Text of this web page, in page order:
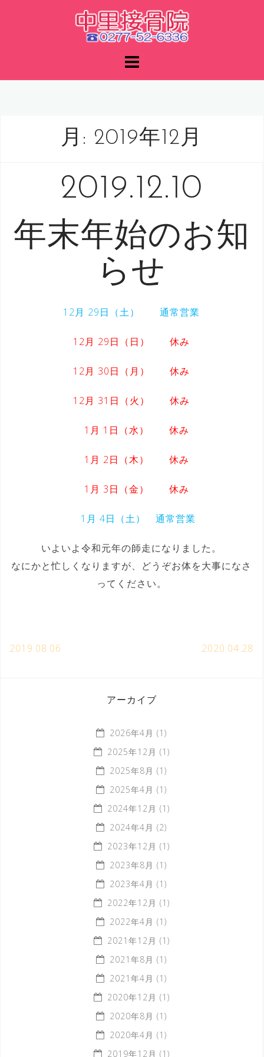
コ
ン
テ
ツ
へ
ッ
プ
月: 2019年12月
2019.12.10
年末年始のお知
らせ
12月 29日（土） 通常営業
12月 29日（日） 休み
12月 30日（月） 休み
12月 31日（火） 休み
1月 1日（水） 休み
1月 2日（木） 休み
1月 3日（金） 休み
1月 4日（土） 通常営業
いよいよ令和元年の師走になりました。
なにかと忙しくなりますが、どうぞお体を大事になさ
ってください。
2019.08.06 2020.04.28
アーカイブ
2026年4月 (1)
2025年12月 (1)
2025年8月 (1)
2025年4月 (1)
2024年12月 (1)
2024年4月 (2)
2023年12月 (1)
2023年8月 (1)
2023年4月 (1)
2022年12月 (1)
2022年4月 (1)
2021年12月 (1)
2021年8月 (1)
2021年4月 (1)
2020年12月 (1)
2020年8月 (1)
2020年4月 (1)
2019年12月 (1)